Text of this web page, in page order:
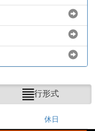
行形式
休日